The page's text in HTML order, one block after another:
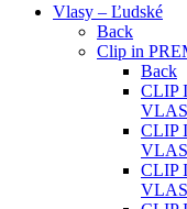
Vlasy – Ľudské
Back
Clip in
Back
CLIP
CLIP
CLIP